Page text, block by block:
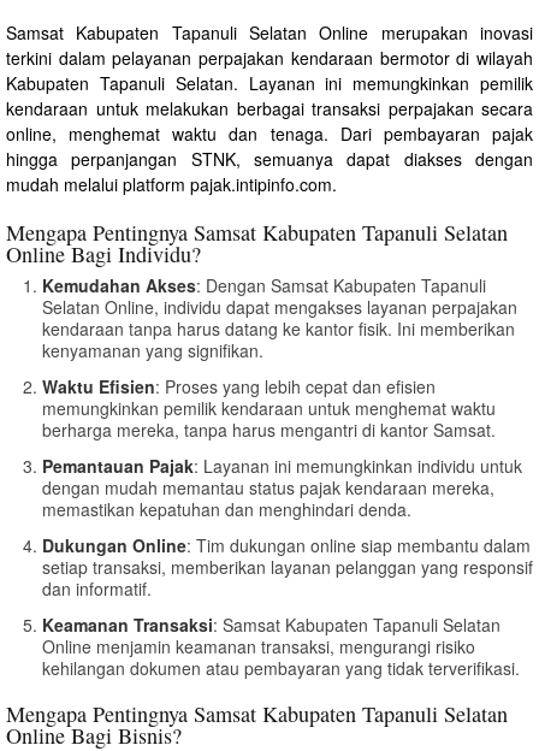
Samsat Kabupaten Tapanuli Selatan Online merupakan inovasi
terkini dalam pelayanan perpajakan kendaraan bermotor di wilayah
Kabupaten Tapanuli Selatan. Layanan ini memungkinkan pemilik
kendaraan untuk melakukan berbagai transaksi perpajakan secara
online, menghemat waktu dan tenaga. Dari pembayaran pajak
hingga perpanjangan STNK, semuanya dapat diakses dengan
mudah melalui platform pajak.intipinfo.com.
Mengapa Pentingnya Samsat Kabupaten Tapanuli Selatan
Online Bagi Individu?
Kemudahan Akses: Dengan Samsat Kabupaten Tapanuli
Selatan Online, individu dapat mengakses layanan perpajakan
kendaraan tanpa harus datang ke kantor fisik. Ini memberikan
kenyamanan yang signifikan.
Waktu Efisien: Proses yang lebih cepat dan efisien
memungkinkan pemilik kendaraan untuk menghemat waktu
berharga mereka, tanpa harus mengantri di kantor Samsat.
Pemantauan Pajak: Layanan ini memungkinkan individu untuk
dengan mudah memantau status pajak kendaraan mereka,
memastikan kepatuhan dan menghindari denda.
Dukungan Online: Tim dukungan online siap membantu dalam
setiap transaksi, memberikan layanan pelanggan yang responsif
dan informatif.
Keamanan Transaksi: Samsat Kabupaten Tapanuli Selatan
Online menjamin keamanan transaksi, mengurangi risiko
kehilangan dokumen atau pembayaran yang tidak terverifikasi.
Mengapa Pentingnya Samsat Kabupaten Tapanuli Selatan
Online Bagi Bisnis?